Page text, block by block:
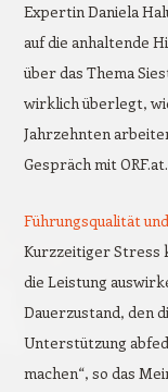
Expertin Daniela
auf die anhaltende
über das Thema
wirklich überlegt,
Jahrzehnten
Gespräch mit
Führungsqualität
Kurzzeitiger Stress
die Leistung
Dauerzustand, den
Unterstützung
machen“, so das